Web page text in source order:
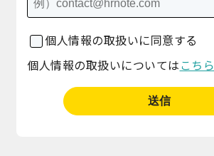
個人情報の取扱いに同意する
個人情報の取扱いについては こちら